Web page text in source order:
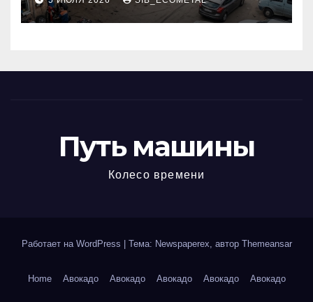
МКАД
Путь машины
Колесо времени
Работает на WordPress Тема: Newspaperex, автор Themeansar
Home Авокадо Авокадо Авокадо Авокадо Авокадо